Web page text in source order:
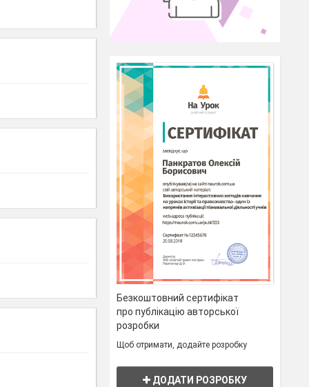
Безкоштовний сертифікат
про публікацію авторської
розробки
Щоб отримати, додайте розробку
ДОДАТИ РОЗРОБКУ